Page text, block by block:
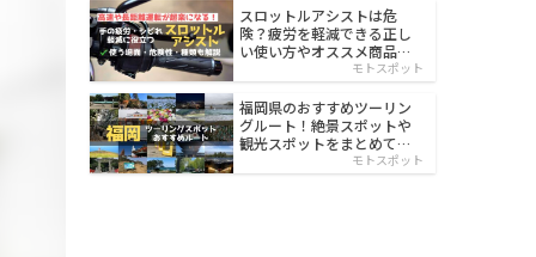
スロットルアシストは危
険？疲労を軽減できる正し
い使い方やオススメ商品を
モトスポット
福岡県のおすすめツーリン
グルート！絶景スポットや
観光スポットをまとめて紹
モトスポット